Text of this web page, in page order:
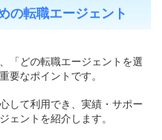
の転職エージェント
「どの転職エージェントを選
要なポイントです。
して利用でき、実績・サポー
ェントを紹介します。